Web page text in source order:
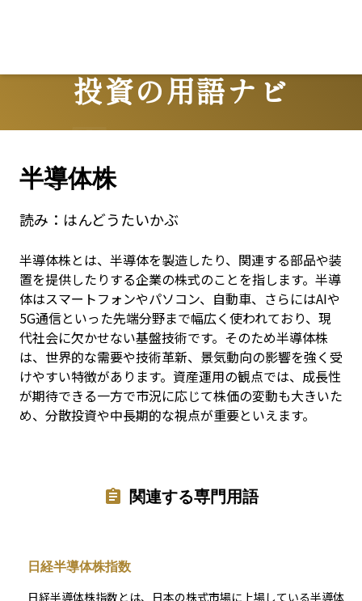
投資の用語ナビ
Terms
半導体株
読み： はんどうたいかぶ
半導体株とは、半導体を製造したり、関連する部品や装
置を提供したりする企業の株式のことを指します。半導
体はスマートフォンやパソコン、自動車、さらにはAIや
5G通信といった先端分野まで幅広く使われており、現
代社会に欠かせない基盤技術です。そのため半導体株
は、世界的な需要や技術革新、景気動向の影響を強く受
けやすい特徴があります。資産運用の観点では、成長性
が期待できる一方で市況に応じて株価の変動も大きいた
め、分散投資や中長期的な視点が重要といえます。
関連する専門用語
日経半導体株指数
日経半導体株指数とは、日本の株式市場に上場している半導体